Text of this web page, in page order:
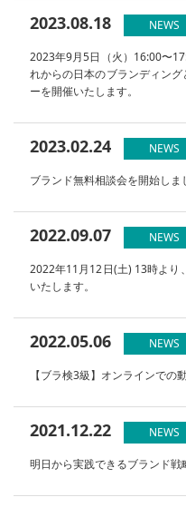
2023.08.18 NEWS
2023年9月5日（火）16:00〜
れからの日本のブランディン
ーを開催いたします。
2023.02.24 NEWS
ブランド無料相談会を開始しま
2022.09.07 NEWS
2022年11月12日(土) 13時より
いたします。
2022.05.06 NEWS
【ブラ検3級】オンラインでの
2021.12.22 NEWS
明日から実践できるブランド